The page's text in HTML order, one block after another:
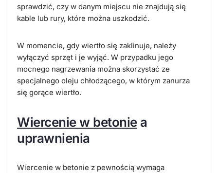
sprawdzić, czy w danym miejscu nie znajdują się
kable lub rury, które można uszkodzić.
W momencie, gdy wiertło się zaklinuje, należy
wyłączyć sprzęt i je wyjąć. W przypadku jego
mocnego nagrzewania można skorzystać ze
specjalnego oleju chłodzącego, w którym zanurza
się gorące wiertło.
Wiercenie w betoniea
uprawnienia
Wiercenie w betonie z pewnością wymaga